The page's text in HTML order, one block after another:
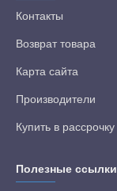
Контакты
Возврат товара
Карта сайта
Производители
Купить в рассрочку
Полезные ссылки